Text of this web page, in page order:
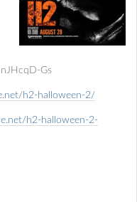
Gs
h2-halloween-2/
h2-halloween-2-